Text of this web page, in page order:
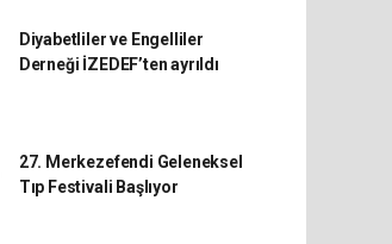
Diyabetliler ve Engelliler
Derneği İZEDEF’ten ayrıldı
27. Merkezefendi Geleneksel
Tıp Festivali Başlıyor